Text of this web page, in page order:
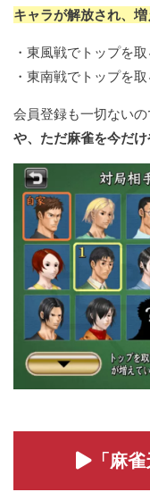
キャラが解放され、増
・東風戦でトップを
・東南戦でトップを
会員登録も一切ないの
や、ただ麻雀を今だ
「麻